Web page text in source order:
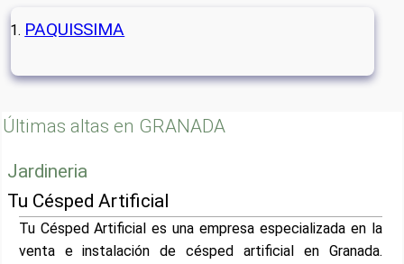
PAQUISSIMA
Últimas altas en GRANADA
Jardineria
Tu Césped Artificial
Tu Césped Artificial es una empresa especializada en la
venta e instalación de césped artificial en Granada.